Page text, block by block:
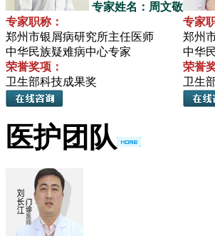
专家姓名：周文敬
专家职称：
郑州市银屑病研究所主任医师
中华民族疑难病中心专家
荣誉奖项：
卫生部科技成果奖
专家
郑州
中华
荣誉
卫生
医护团队